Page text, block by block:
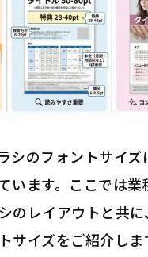
シのフォントサイズ
います。ここでは業
のレイアウトと共に
サイズをご紹介しま